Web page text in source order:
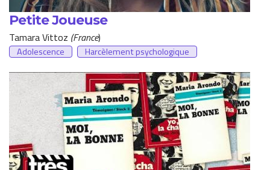
Petite Joueuse
Tamara Vittoz (France)
Adolescence Harcèlement psychologique